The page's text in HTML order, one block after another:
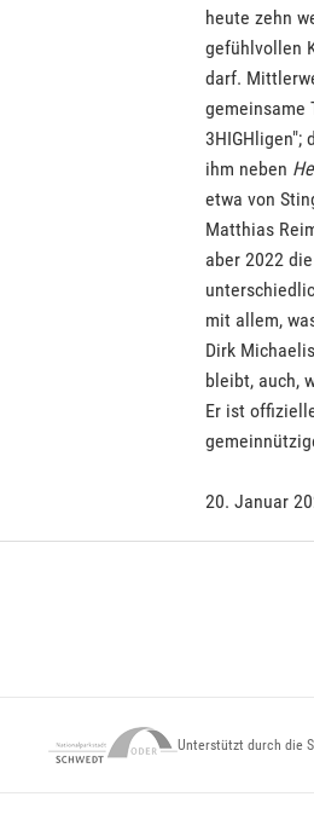
heute zehn
gefühlvollen
darf.
gemeinsame
3HIGHligen";
ihm neben
etwa von
Matthias
aber 2022
mit allem,
Dirk
bleibt, auch,
Er ist
20. Januar
Unterstützt durch die